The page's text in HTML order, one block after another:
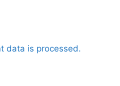
data is processed.